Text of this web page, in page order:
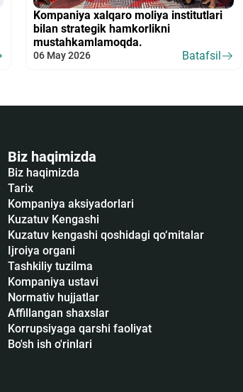
Kompaniya xalqaro moliya institutlari
bilan strategik hamkorlikni
mustahkamlamoqda.
06 May 2026 Batafsil
Biz haqimizda
Biz haqimizda
Tarix
Kompaniya aksiyadorlari
Kuzatuv Kengashi
Kuzatuv kengashi qoshidagi qo‘mitalar
Ijroiya organi
Tashkiliy tuzilma
Kompaniya ustavi
Normativ hujjatlar
Affillangan shaxslar
Korrupsiyaga qarshi faoliyat
Bo'sh ish o'rinlari